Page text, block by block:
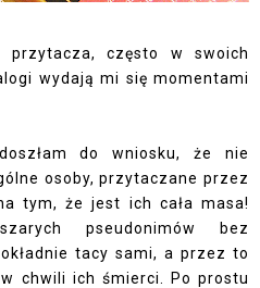
często w swoich
wydają mi się momentami
do wniosku, że nie
osoby, przytaczane przez
tym, że jest ich cała masa!
pseudonimów bez
tacy sami, a przez to
chwili ich śmierci. Po prostu